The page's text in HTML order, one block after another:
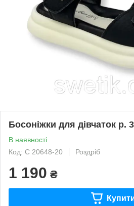
Босоніжки для дівчаток р.
В наявності
Код: С 20648-20
Роздріб
1 190 ₴